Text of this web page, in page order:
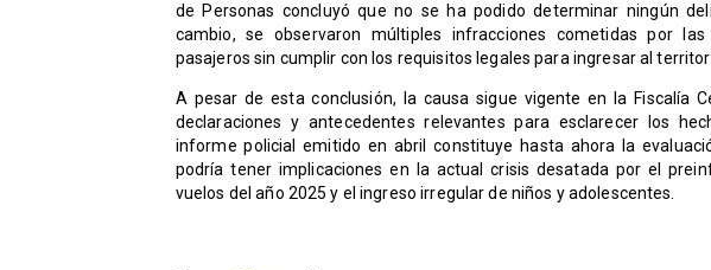
de Personas concluyó que no se ha podido determinar ningún
cambio, se observaron múltiples infracciones cometidas por
pasajeros sin cumplir con los requisitos legales para ingresar al
A pesar de esta conclusión, la causa sigue vigente en la Fiscalía
declaraciones y antecedentes relevantes para esclarecer los
informe policial emitido en abril constituye hasta ahora la
podría tener implicaciones en la actual crisis desatada por el
vuelos del año 2025 y el ingreso irregular de niños y adolescentes.